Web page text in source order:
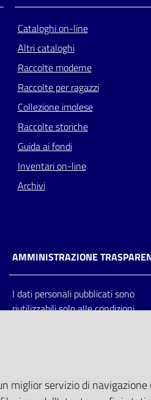
Cataloghi on-line
Altri cataloghi
Raccolte moderne
Raccolte per ragazzi
Collezione imolese
Raccolte storiche
Guida ai fondi
Inventari on-line
Archivi
AMMINISTRAZIONE
I dati personali pubblicati sono
riutilizzabili solo alle condizioni
miglior servizio di